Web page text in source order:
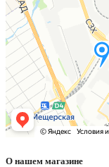
О нашем магазине